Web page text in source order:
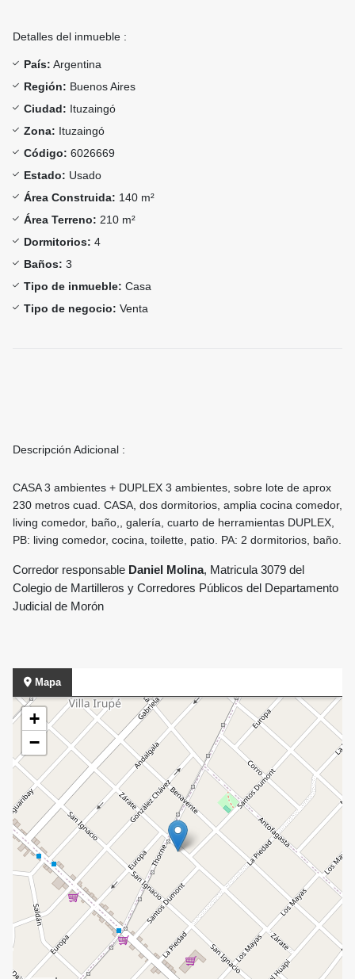
Detalles del inmueble :
País: Argentina
Región: Buenos Aires
Ciudad: Ituzaingó
Zona: Ituzaingó
Código: 6026669
Estado: Usado
Área Construida: 140 m²
Área Terreno: 210 m²
Dormitorios: 4
Baños: 3
Tipo de inmueble: Casa
Tipo de negocio: Venta
Descripción Adicional :
CASA 3 ambientes + DUPLEX 3 ambientes, sobre lote de aprox
230 metros cuad. CASA, dos dormitorios, amplia cocina comedor,
living comedor, baño,, galería, cuarto de herramientas DUPLEX,
PB: living comedor, cocina, toilette, patio. PA: 2 dormitorios, baño.
Corredor responsable Daniel Molina, Matricula 3079 del
Colegio de Martilleros y Corredores Públicos del Departamento
Judicial de Morón
Mapa
+
−